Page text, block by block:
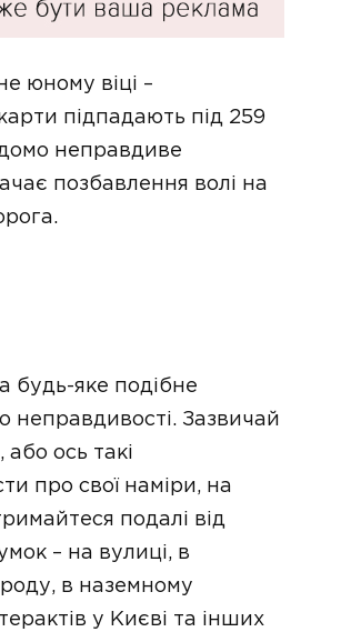
юному віці –
підпадають під 259
неправдиве
позбавлення волі на
будь-яке подібне
неправдивості. Зазвичай
ось такі
про свої наміри, на
подалі від
– на вулиці, в
в наземному
у Києві та інших